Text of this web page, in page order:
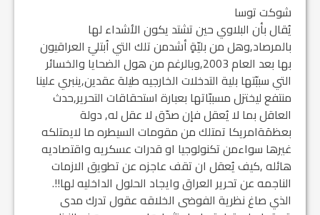
شوكت توسا
يُقال بأن البلاوي حين تشتد يكون الأشداء لها
بالمرصاد,وهل من بليّةٍ أشدمن تلك التي اُبتليَ العراقيون
بها بعد العام 2003,وبالرغم من هول الضحايا والخسائر
التي سببّتها بلية التدخلات الخارجيه طيلة عقدين,ينبري علينا
منتفع ليختزل مسببّاتها بعبارة استحقاقات التحرير,حدث
العاقل بما لا يُعقل فإن صدّق لا عقل له, دولة
بعظمَةامريكا تمتلك من مقومات السيطره ما لايمتلكه
غيرها سواءمن تكنولوجيا او قدرات عسكريه واقتصاديه
هائله ,كيف يُعقل ان تقف عاجزه عن تطويق الازمات
الناجمه عن تحرير العراق وايجاد الحلول الداخليه لها!!.
الذي صاغ نظرية الفوضى الخلاقه عقول تدرك مدى